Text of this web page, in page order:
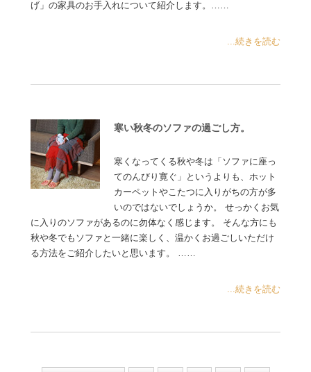
げ」の家具のお手入れについて紹介します。……
...続きを読む
寒い秋冬のソファの過ごし方。
寒くなってくる秋や冬は「ソファに座っ
てのんびり寛ぐ」というよりも、ホット
カーペットやこたつに入りがちの方が多
いのではないでしょうか。 せっかくお気
に入りのソファがあるのに勿体なく感じます。 そんな方にも
秋や冬でもソファと一緒に楽しく、温かくお過ごしいただけ
る方法をご紹介したいと思います。 ……
...続きを読む